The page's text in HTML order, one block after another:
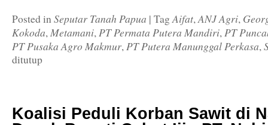
Posted inSeputar Tanah Papua | TagAifat,ANJ Agri,
Kokoda,Metamani,PT Permata Putera Mandiri,PT
PT Pusaka Agro Makmur,PT Putera Manunggal Perkasa,
ditutup
Koalisi Peduli Korban Sawit di